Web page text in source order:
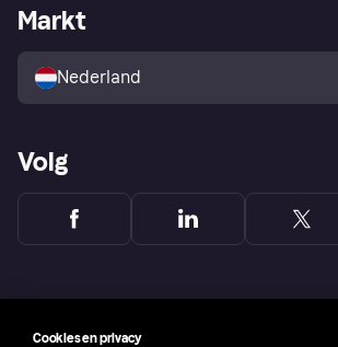
Winkeloverzicht
Kopersbescherming voor
consumenten
Zakelijke login
Markt
Nederland
Volg
Cookies en privacy